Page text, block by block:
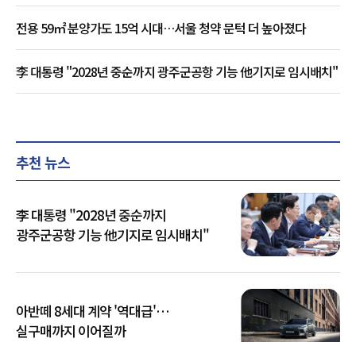
전용 59㎡ 분양가도 15억 시대…서울 청약 문턱 더 높아졌다
李 대통령 "2028년 중순까지 광주군공항 기능 他기지로 임시배치"
추천 뉴스
李 대통령 "2028년 중순까지
광주군공항 기능 他기지로 임시배치"
아반떼 8세대 계약 '역대급'…
실구매까지 이어질까